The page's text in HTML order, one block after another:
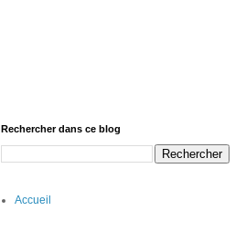
Rechercher dans ce blog
Accueil